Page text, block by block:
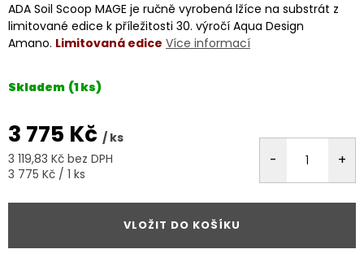
ADA Soil Scoop MAGE je ručně vyrobená lžíce na substrát z
limitované edice k příležitosti 30. výročí Aqua Design
Amano. Limitovaná edice Více informací
Skladem (1 ks)
3 775 Kč / ks
3 119,83 Kč bez DPH
Měrná
3 775 Kč / 1 ks
VLOŽIT DO KOŠÍKU